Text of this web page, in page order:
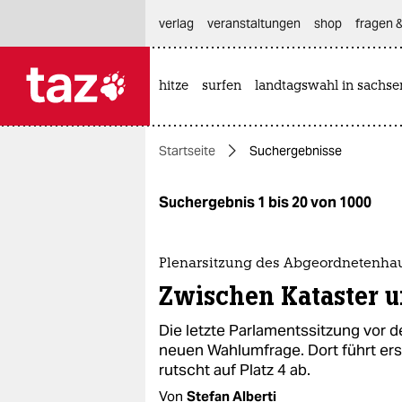
themen
politik
gesellschaft
kultur
sport
verlag
veranstaltungen shop fragen
hitze surfen landtagswahl in
Startseite Suchergebnisse
Suchergebnis 1 bis 20 von 1000
Plenarsitzung des
Zwischen Kataster
Die letzte Parlamentssitzung vor
neuen Wahlumfrage. Dort führt
rutscht auf Platz 4 ab.
Von Stefan Alberti